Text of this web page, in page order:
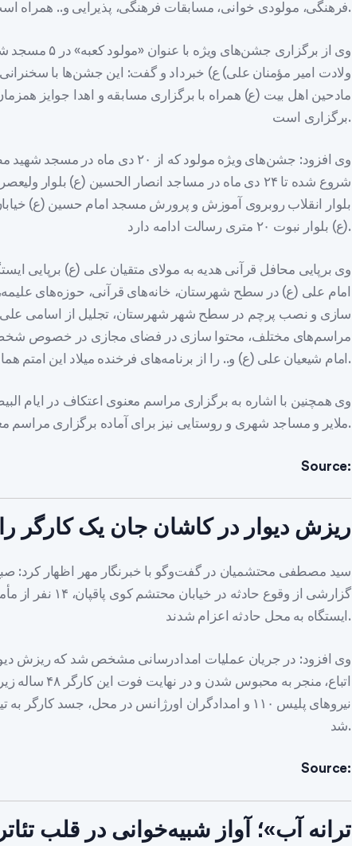
فرهنگی، مولودی خوانی، مسابقات فرهنگی، پذیرایی و.. همراه است.
ولادت امیر مؤمنان علی) ع) خبرداد و گفت: این جشن‌ها با
مادحین اهل بیت (ع) همراه با برگزاری مسابقه و اهدا جوایز
برگزاری است.
شروع شده تا ۲۴ دی ماه در مساجد انصار الحسین (ع)
بلوار انقلاب روبروی آموزش و پرورش مسجد امام حسین (ع)
(ع) بلوار نبوت ۲۰ متری رسالت ادامه دارد.
وی برپایی محافل قرآنی هدیه به مولای متقیان علی (ع) برپایی
امام علی (ع) در سطح شهرستان، خانه‌های قرآنی، حوزه‌های
سازی و نصب پرچم در سطح شهر شهرستان، تجلیل از اسامی علی
مراسم‌های مختلف، محتوا سازی در فضای مجازی در خصوص
امام شیعیان علی (ع) و.. را از برنامه‌های فرخنده میلاد این امتم همام در ملایر برشمرد.
وی همچنین با اشاره به برگزاری مراسم معنوی اعتکاف در ایام
ملایر و مساجد شهری و روستایی نیز برای آماده برگزاری مراسم معنوی اعتکاف در این ایام است.
Source:
ریزش دیوار در کاشان جان یک کارگر
گزارشی از وقوع
ایستگاه به محل حادثه اعزام شدند.
وی افزود: در جریان عملیات امدادرسانی مشخص شد که ریزش
اتباع، منجر به
نیروهای پلیس ۱۱۰ و امدادگران اورژانس در محل، جسد
شد.
Source:
«ترانه آب»؛ آواز شبیه‌خوانی در قلب